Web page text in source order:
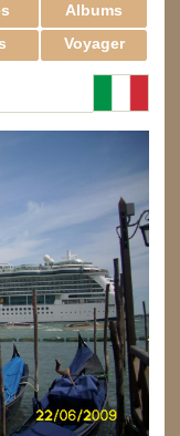
Albums
Voyager